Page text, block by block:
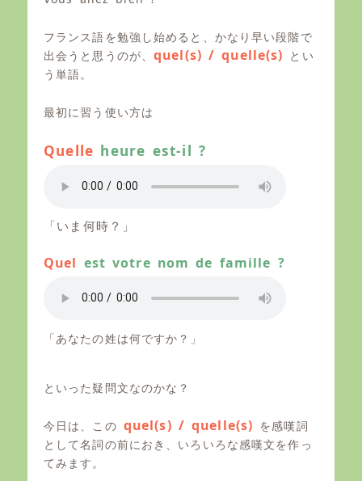
e
o
n
o
フランス語を勉強し始めると、かなり早い段階で
出会うと思うのが、quel(s) / quelle(s) とい
う単語。
最初に習う使い方は
Quelle heure est-il ?
「いま何時？」
Quel est votre nom de famille ?
「あなたの姓は何ですか？」
といった疑問文なのかな？
今日は、この quel(s) / quelle(s) を感嘆詞
として名詞の前におき、いろいろな感嘆文を作っ
てみます。